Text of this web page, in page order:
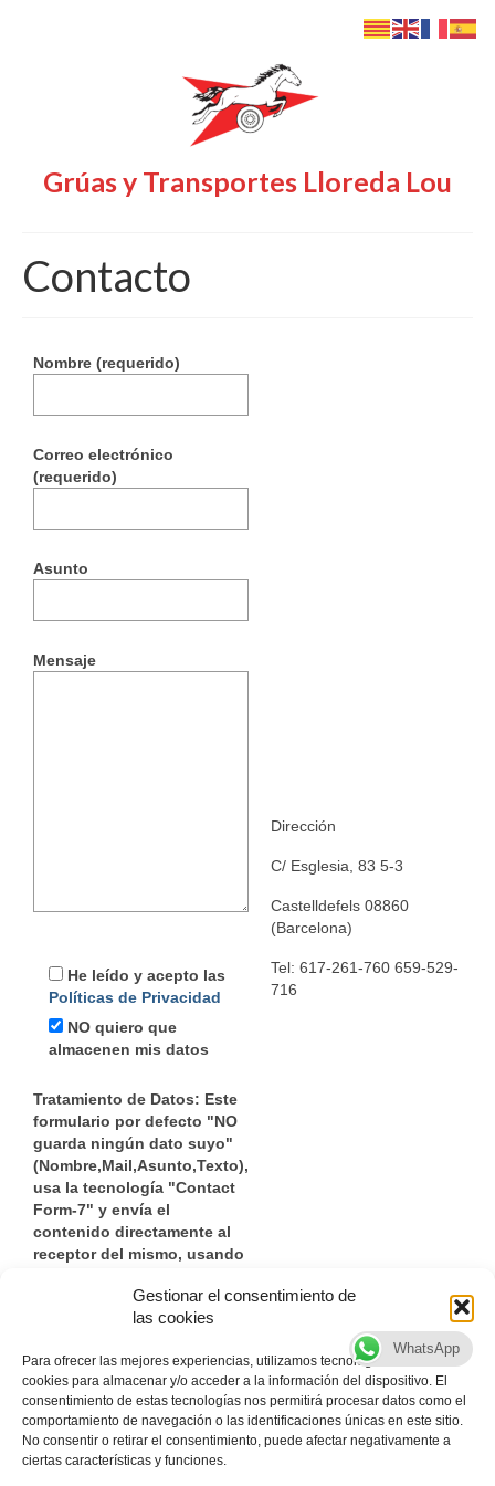
Gestionar el consentimiento de
las cookies
Para ofrecer las mejores experiencias, utilizamos tecnologías como las
cookies para almacenar y/o acceder a la información del dispositivo. El
consentimiento de estas tecnologías nos permitirá procesar datos como el
comportamiento de navegación o las identificaciones únicas en este sitio.
No consentir o retirar el consentimiento, puede afectar negativamente a
ciertas características y funciones.
Grúas y Transportes Lloreda Lou
Contacto
Nombre (requerido)
Correo electrónico
(requerido)
Asunto
Mensaje
He leído y acepto las
Políticas de Privacidad
NO quiero que
almacenen mis datos
Tratamiento de Datos: Este
formulario por defecto "NO
guarda ningún dato suyo"
(Nombre,Mail,Asunto,Texto),
usa la tecnología "Contact
Form-7" y envía el
contenido directamente al
receptor del mismo, usando
Dirección
C/ Esglesia, 83 5-3
Castelldefels 08860
(Barcelona)
Tel: 617-261-760 659-529-
716
WhatsApp